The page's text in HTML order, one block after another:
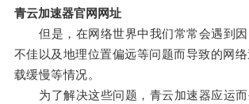
青云加速器官网网址
但是，在网络世界中我们常常会遇到因
不佳以及地理位置偏远等问题而导致的网
载缓慢等情况。
为了解决这些问题，青云加速器应运而